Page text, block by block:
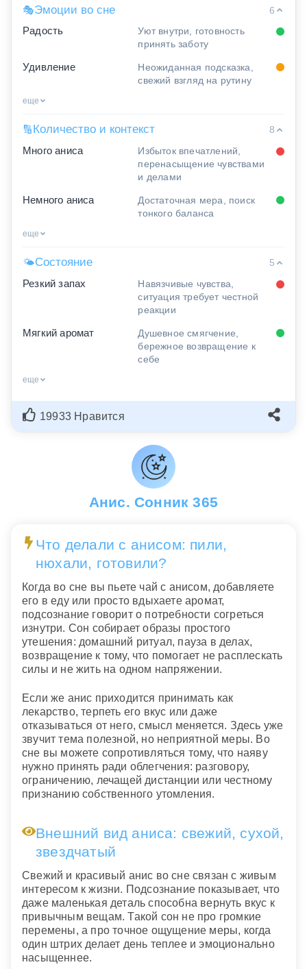
🎭Эмоции во сне
6
Радость
Уют внутри, готовность
принять заботу
Удивление
Неожиданная подсказка,
свежий взгляд на рутину
еще
🔢 Количество и контекст
8
Много аниса
Избыток впечатлений,
перенасыщение чувствами
и делами
Немного аниса
Достаточная мера, поиск
тонкого баланса
еще
🌤Состояние
5
Резкий запах
Навязчивые чувства,
ситуация требует честной
реакции
Мягкий аромат
Душевное смягчение,
бережное возвращение к
себе
еще
19933 Нравится
Анис. Сонник 365
Что делали с анисом: пили,
нюхали, готовили?
Когда во сне вы пьете чай с анисом, добавляете
его в еду или просто вдыхаете аромат,
подсознание говорит о потребности согреться
изнутри. Сон собирает образы простого
утешения: домашний ритуал, пауза в делах,
возвращение к тому, что помогает не расплескать
силы и не жить на одном напряжении.
Если же анис приходится принимать как
лекарство, терпеть его вкус или даже
отказываться от него, смысл меняется. Здесь уже
звучит тема полезной, но неприятной меры. Во
сне вы можете сопротивляться тому, что наяву
нужно принять ради облегчения: разговору,
ограничению, лечащей дистанции или честному
признанию собственного утомления.
Внешний вид аниса: свежий, сухой,
звездчатый
Свежий и красивый анис во сне связан с живым
интересом к жизни. Подсознание показывает, что
даже маленькая деталь способна вернуть вкус к
привычным вещам. Такой сон не про громкие
перемены, а про точное ощущение меры, когда
один штрих делает день теплее и эмоционально
насыщеннее.